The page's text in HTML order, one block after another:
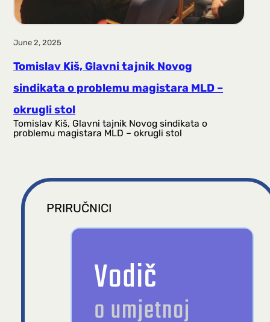
June 2, 2025
Tomislav Kiš, Glavni tajnik Novog
sindikata o problemu magistara MLD –
okrugli stol
Tomislav Kiš, Glavni tajnik Novog sindikata o
problemu magistara MLD – okrugli stol
PRIRUČNICI